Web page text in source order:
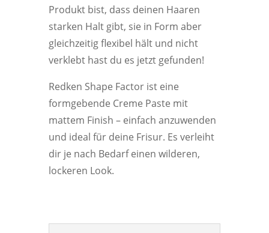
Produkt bist, dass deinen Haaren
starken Halt gibt, sie in Form aber
gleichzeitig flexibel hält und nicht
verklebt hast du es jetzt gefunden!
Redken Shape Factor ist eine
formgebende Creme Paste mit
mattem Finish – einfach anzuwenden
und ideal für deine Frisur. Es verleiht
dir je nach Bedarf einen wilderen,
lockeren Look.